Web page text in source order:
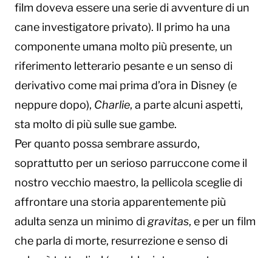
film doveva essere una serie di avventure di un
cane investigatore privato). Il primo ha una
componente umana molto più presente, un
riferimento letterario pesante e un senso di
derivativo come mai prima d’ora in Disney (e
neppure dopo), Charlie, a parte alcuni aspetti,
sta molto di più sulle sue gambe.
Per quanto possa sembrare assurdo,
soprattutto per un serioso parruccone come il
nostro vecchio maestro, la pellicola sceglie di
affrontare una storia apparentemente più
adulta senza un minimo di gravitas, e per un film
che parla di morte, resurrezione e senso di